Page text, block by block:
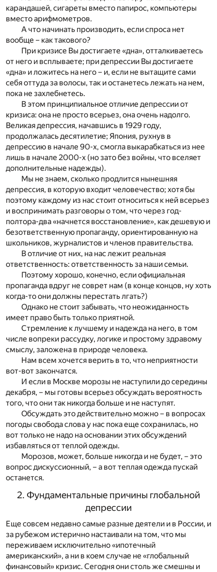
карандашей, сигареты вместо папирос, компьютеры
вместо арифмометров.
А что начинать производить, если спроса нет
вообще – как такового?
При кризисе Вы достигаете «дна», отталкиваетесь
от него и всплываете; при депрессии Вы достигаете
«дна» и ложитесь на него – и, если не вытащите сами
себя оттуда за волосы, так и останетесь лежать на нем,
пока не захлебнетесь.
В этом принципиальное отличие депрессии от
кризиса: она не просто всерьез, она очень надолго.
Великая депрессия, начавшись в 1929 году,
продолжалась десятилетие; Япония, рухнув в
депрессию в начале 90-х, смогла выкарабкаться из нее
лишь в начале 2000-х (но зато без войны, что вселяет
дополнительные надежды).
Мы не знаем, сколько продлится нынешняя
депрессия, в которую входит человечество; хотя бы
поэтому каждому из нас стоит относиться к ней всерьез
и воспринимать разговоры о том, что через год-
полтора-два «начнется восстановление», как дешевую и
безответственную пропаганду, ориентированную на
школьников, журналистов и членов правительства.
В отличие от них, на нас лежит реальная
ответственность: ответственность за наши семьи.
Поэтому хорошо, конечно, если официальная
пропаганда вдруг не соврет нам (в конце концов, ну хоть
когда-то они должны перестать лгать?)
Однако не стоит забывать, что неожиданность
имеет право быть только приятной.
Стремление к лучшему и надежда на него, в том
числе вопреки рассудку, логике и простому здравому
смыслу, заложена в природе человека.
Нам всем хочется верить в то, что неприятности
вот-вот закончатся.
И если в Москве морозы не наступили до середины
декабря, – мы готовы всерьез обсуждать вероятность
того, что они так никогда больше и не наступят.
Обсуждать это действительно можно – в вопросах
погоды свобода слова у нас пока еще сохранилась, но
вот только не надо на основании этих обсуждений
избавляться от теплой одежды.
Морозов, может, больше никогда и не будет, – это
вопрос дискуссионный, – а вот теплая одежда пускай
останется.
2. Фундаментальные причины глобальной
депрессии
Еще совсем недавно самые разные деятели и в России, и
за рубежом истерично настаивали на том, что мы
переживаем исключительно «ипотечный
американский», а ни в коем случае не «глобальный
финансовый» кризис. Сегодня они столь же смешны и